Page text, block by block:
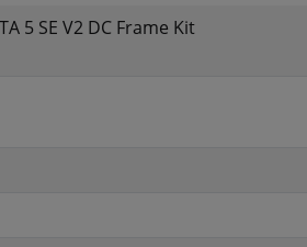
5 SE V2 DC Frame Kit